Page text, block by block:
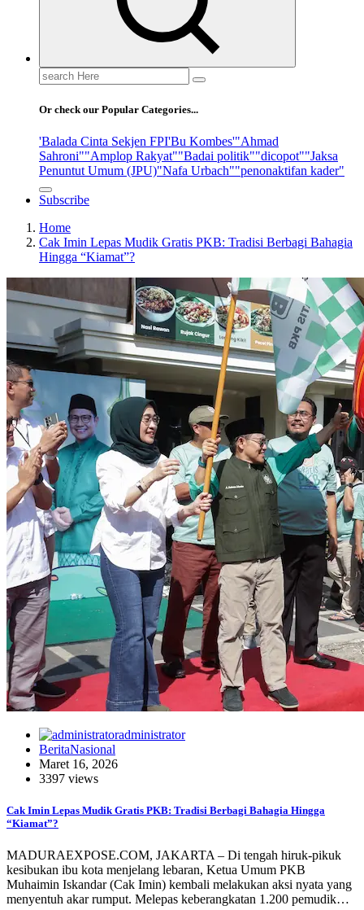
Search
for:
Or check our Popular Categories...
'Balada Cinta Sekjen FPI'Bu Kombes'"Ahmad
Sahroni""Amplop Rakyat""Badai politik""dicopot""Jaksa
Penuntut Umum (JPU)"Nafa Urbach""penonaktifan kader"
Subscribe
Home
Cak Imin Lepas Mudik Gratis PKB: Tradisi Berbagi Bahagia
Hingga “Kiamat”?
administrator
BeritaNasional
Maret 16, 2026
3397 views
Cak Imin Lepas Mudik Gratis PKB: Tradisi Berbagi Bahagia Hingga
“Kiamat”?
MADURAEXPOSE.COM, JAKARTA – Di tengah hiruk-pikuk
kesibukan ibu kota menjelang lebaran, Ketua Umum PKB
Muhaimin Iskandar (Cak Imin) kembali melakukan aksi nyata yang
menyentuh akar rumput. Melepas keberangkatan 1.200 pemudik…